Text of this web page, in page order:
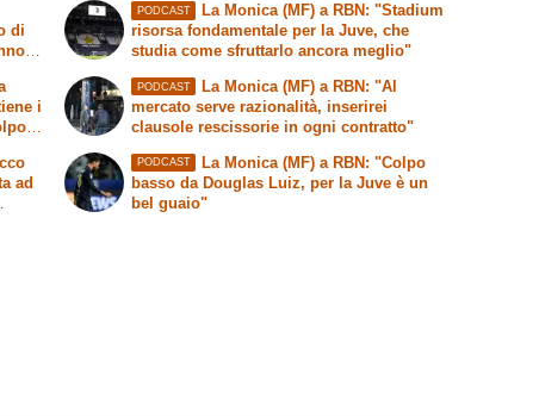
di
PODCAST
La Monica (MF) a RBN: "Stadium
risorsa fondamentale per la Juve, che
studia come sfruttarlo ancora meglio"
i
ad
PODCAST
La Monica (MF) a RBN: "Al
mercato serve razionalità, inserirei
clausole rescissorie in ogni contratto"
PODCAST
La Monica (MF) a RBN: "Colpo
basso da Douglas Luiz, per la Juve è un
bel guaio"